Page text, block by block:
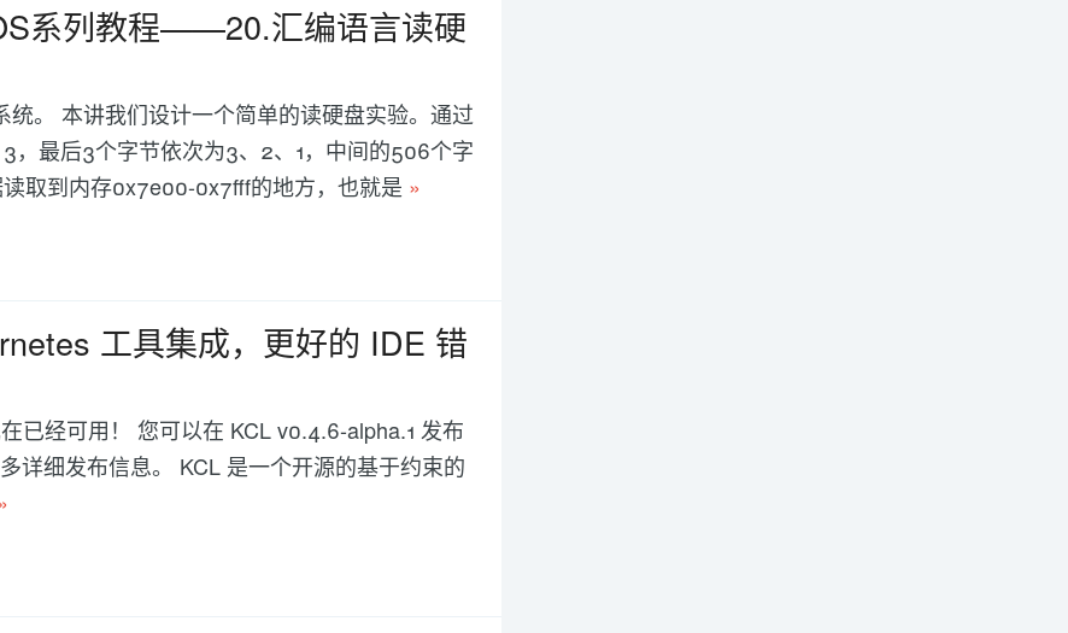
系列教程——20.汇编语言读硬
。 本讲我们设计一个简单的读硬盘实验。通过
，最后3个字节依次为3、2、1，中间的506个字
取到内存0x7e00-0x7fff的地方，也就是 »
工具集成，更好的 IDE 错
已经可用！ 您可以在 KCL v0.4.6-alpha.1 发布
详细发布信息。 KCL 是一个开源的基于约束的